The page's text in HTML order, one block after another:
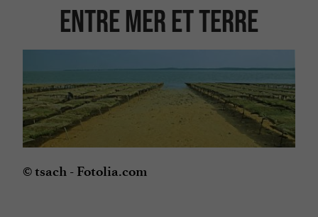
entre Mer et Terre
© tsach - Fotolia.com